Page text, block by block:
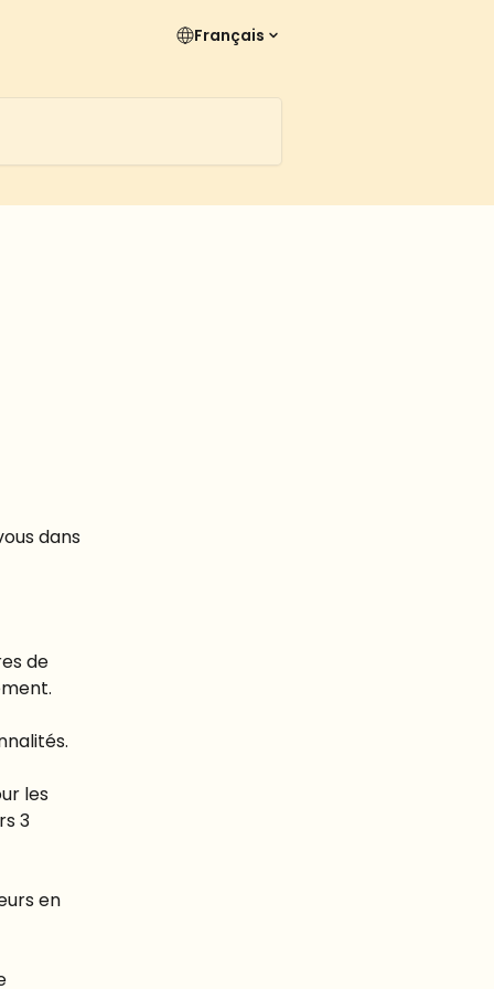
Français
dans
de
les
3
en